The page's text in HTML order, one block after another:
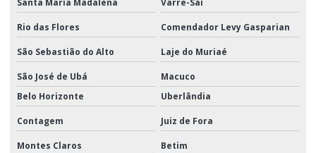
Santa Maria Madalena Varre-Sai
Rio das Flores Comendador Levy Gasparian
São Sebastião do Alto Laje do Muriaé
São José de Ubá
Macuco
Belo Horizonte
Uberlândia
Contagem Juiz de Fora
Montes Claros Betim